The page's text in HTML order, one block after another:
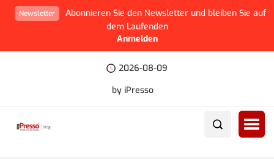
Newsletter
Abonnieren Sie den Newsletter und bleiben Sie auf
dem Laufenden
Anmelden
2026-08-09
by iPresso